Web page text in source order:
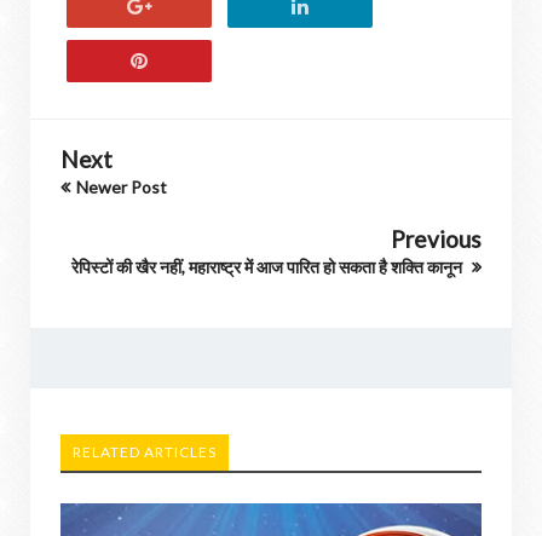
Next
Newer Post
Previous
रेपिस्टों की खैर नहीं, महाराष्ट्र में आज पारित हो सकता है शक्ति कानून
RELATED ARTICLES